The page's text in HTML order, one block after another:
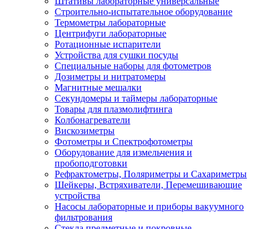
Строительно-испытательное оборудование
Термометры лабораторные
Центрифуги лабораторные
Ротационные испарители
Устройства для сушки посуды
Специальные наборы для фотометров
Дозиметры и нитратомеры
Магнитные мешалки
Секундомеры и таймеры лабораторные
Товары для плазмолифтинга
Колбонагреватели
Вискозиметры
Фотометры и Спектрофотометры
Оборудование для измельчения и
пробоподготовки
Рефрактометры, Поляриметры и Сахариметры
Шейкеры, Встряхиватели, Перемешивающие
устройства
Насосы лабораторные и приборы вакуумного
фильтрования